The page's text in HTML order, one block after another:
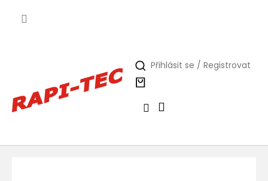
Přihlásit se / Registrovat